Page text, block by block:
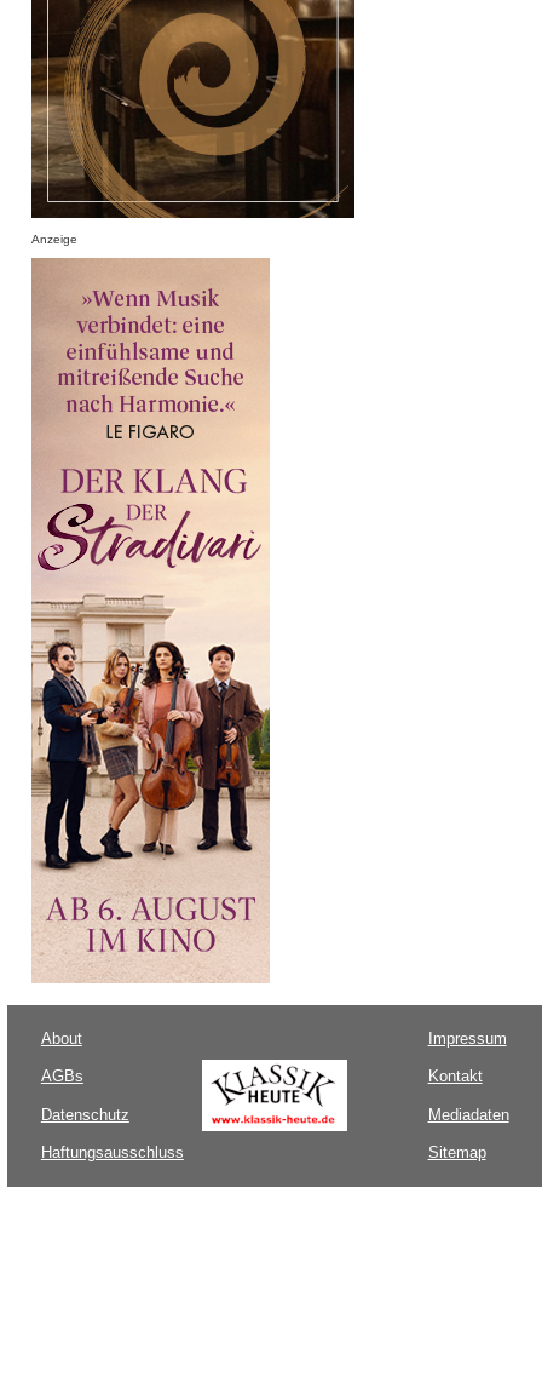
Anzeige
About
AGBs
Datenschutz
Haftungsausschluss
Impressum
Kontakt
Mediadaten
Sitemap